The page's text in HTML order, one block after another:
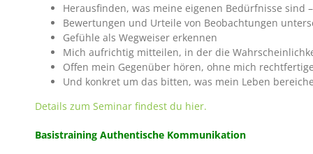
Herausfinden, was meine eigenen Bedürfnisse sind
Bewertungen und Urteile von Beobachtungen
Gefühle als Wegweiser erkennen
Mich aufrichtig mitteilen, in der die
Offen mein Gegenüber hören, ohne mich
Und konkret um das bitten, was mein Leben
Details zum Seminar findest du hier.
Basistraining Authentische Kommunikation